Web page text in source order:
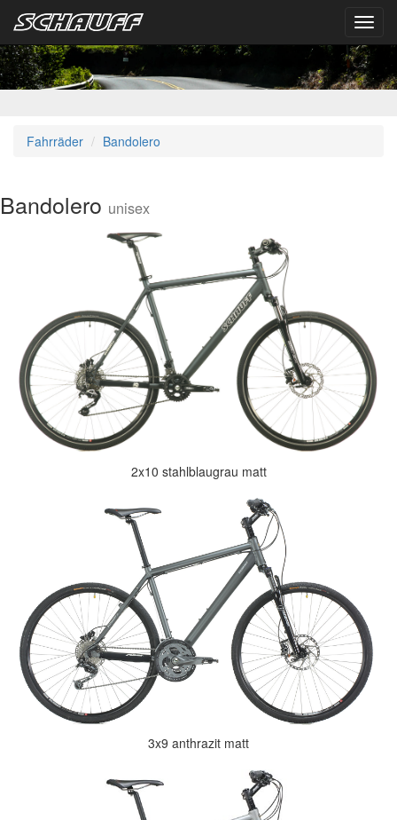
Fahrräder Bandolero
Bandolero unisex
2x10 stahlblaugrau matt
3x9 anthrazit matt